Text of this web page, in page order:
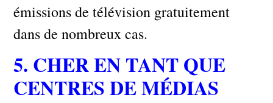
émissions de télévision gratuitement
dans de nombreux cas.
5. CHER EN TANT QUE
CENTRES DE MÉDIAS